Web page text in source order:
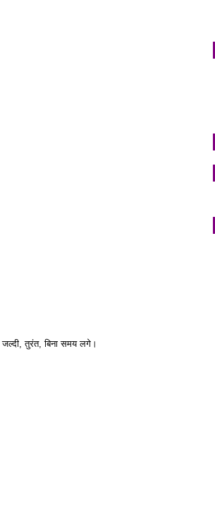
जल्दी, तुरंत, बिना समय लगे।